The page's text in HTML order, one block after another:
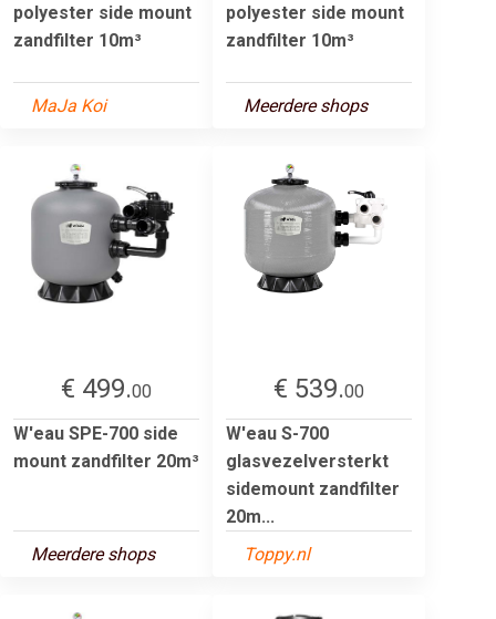
polyester side mount
zandfilter 10m³
MaJa Koi
polyester side mount
zandfilter 10m³
Meerdere shops
€ 499.00
W'eau SPE-700 side
mount zandfilter 20m³
Meerdere shops
€ 539.00
W'eau S-700
glasvezelversterkt
sidemount zandfilter
20m...
Toppy.nl